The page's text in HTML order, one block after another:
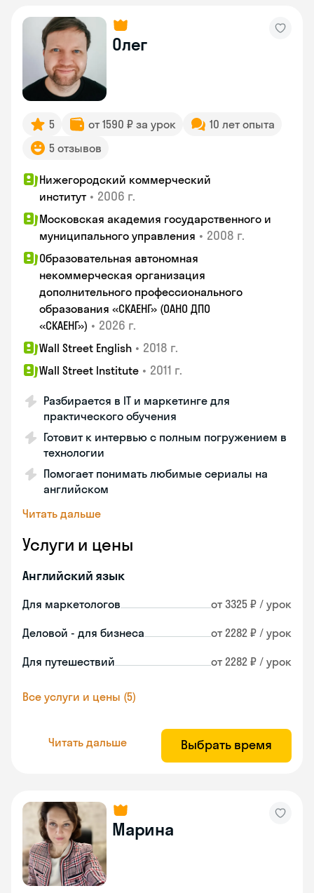
Олег
5 от 1590 ₽ за урок
10 лет опыта
5 отзывов
Нижегородский коммерческий
институт • 2006 г.
Московская академия государственного и
муниципального управления • 2008 г.
Образовательная автономная
некоммерческая организация
дополнительного профессионального
образования «СКАЕНГ» (ОАНО ДПО
«СКАЕНГ») • 2026 г.
Wall Street English • 2018 г.
Wall Street Institute • 2011 г.
Разбирается в IT и маркетинге для
практического обучения
Готовит к интервью с полным погружением в
технологии
Помогает понимать любимые сериалы на
английском
Читать дальше
Услуги и цены
Английский язык
Для маркетологов от 3325 ₽ / урок
Деловой - для бизнеса от 2282 ₽ / урок
Для путешествий от 2282 ₽ / урок
Все услуги и цены (5)
Читать дальше Выбрать время
Марина